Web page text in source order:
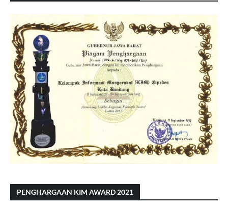
PENGHARGAAN KIM AWARD 2021